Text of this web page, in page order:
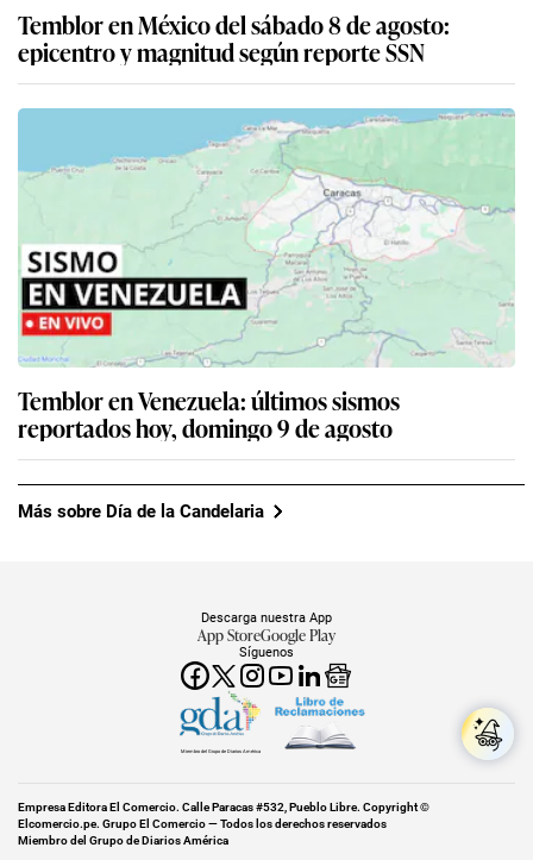
Temblor en México del sábado 8 de agosto:
epicentro y magnitud según reporte SSN
Temblor en Venezuela: últimos sismos
reportados hoy, domingo 9 de agosto
Más sobre Día de la Candelaria
Síguenos
Descarga nuestra App
App StoreGoogle Play
Miembro del Grupo de Diarios América
Empresa Editora El Comercio. Calle Paracas #532, Pueblo Libre. Copyright ©
Elcomercio.pe. Grupo El Comercio — Todos los derechos reservados
Miembro del Grupo de Diarios América